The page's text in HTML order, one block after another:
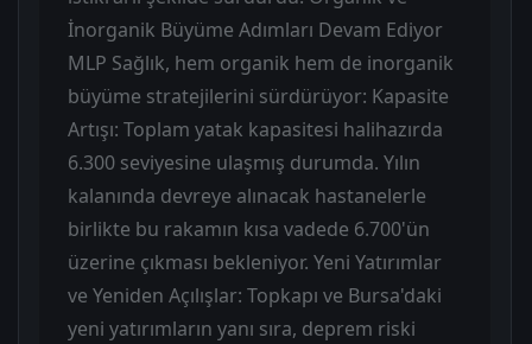
İnorganik Büyüme Adımları Devam Ediyor
MLP Sağlık, hem organik hem de inorganik
büyüme stratejilerini sürdürüyor: Kapasite
Artışı: Toplam yatak kapasitesi halihazırda
6.300 seviyesine ulaşmış durumda. Yılın
kalanında devreye alınacak hastanelerle
birlikte bu rakamın kısa vadede 6.700'ün
üzerine çıkması bekleniyor. Yeni Yatırımlar
ve Yeniden Açılışlar: Topkapı ve Bursa'daki
yeni yatırımların yanı sıra, deprem riski